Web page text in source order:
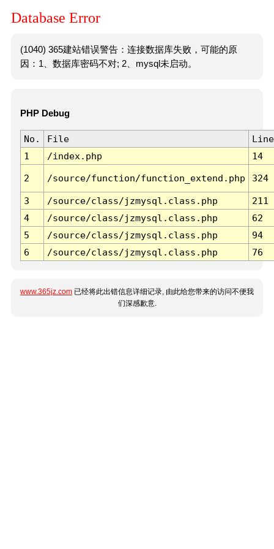
Database Error
(1040) 365建站错误警告：连接数据库失败，可能的原
因：1、数据库密码不对; 2、mysql未启动。
PHP Debug
No. File
Line
1
/index.php 14
2 /source/function/function_extend.php 324
3 /source/class/jzmysql.class.php
211
4
/source/class/jzmysql.class.php
62
5
/source/class/jzmysql.class.php
94
6
/source/class/jzmysql.class.php 76
www.365jz.com 已经将此出错信息详细记录, 由此给您带来的访问不便我
们深感歉意.